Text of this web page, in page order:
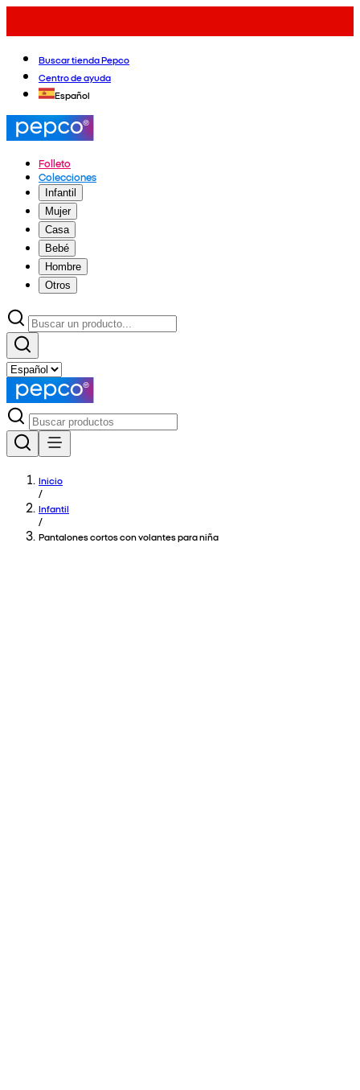
Buscar tienda Pepco
Centro de ayuda
Español
Folleto
Colecciones
Infantil
Mujer
Casa
Bebé
Hombre
Otros
Inicio
/
Infantil
/
Pantalones cortos con volantes para niña